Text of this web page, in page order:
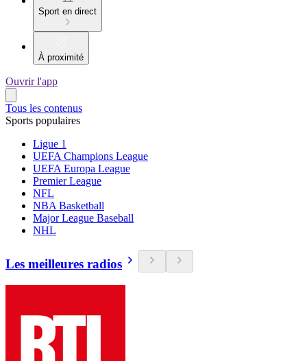
Sport en direct
À proximité
Ouvrir l'app
Tous les contenus
Sports populaires
Ligue 1
UEFA Champions League
UEFA Europa League
Premier League
NFL
NBA Basketball
Major League Baseball
NHL
Les meilleures radios